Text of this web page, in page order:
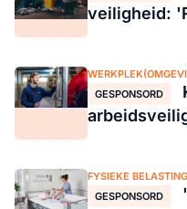
veiligheid:
GESPONSORD
FYSIEKE BELASTING
GESPONSORD